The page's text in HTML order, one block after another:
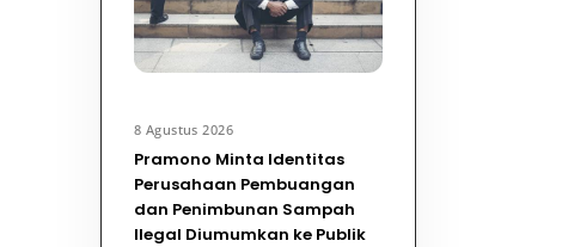
8 Agustus 2026
Pramono Minta Identitas
Perusahaan Pembuangan
dan Penimbunan Sampah
Ilegal Diumumkan ke Publik